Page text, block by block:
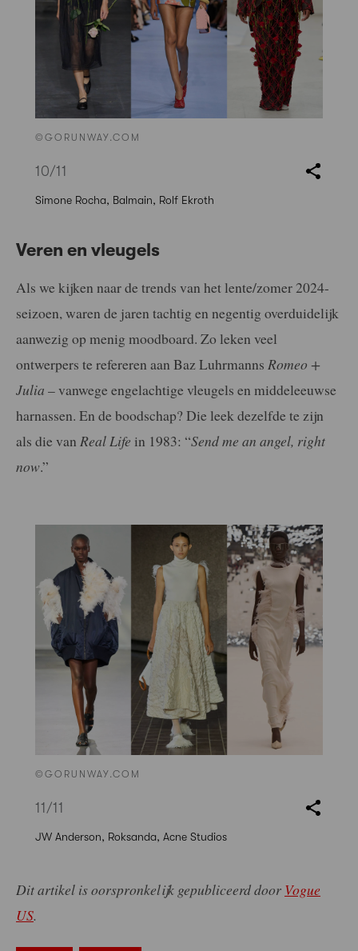
©GORUNWAY.COM
10/11
Simone Rocha, Balmain, Rolf Ekroth
Veren en vleugels
Als we kijken naar de trends van het lente/zomer 2024-
seizoen, waren de jaren tachtig en negentig overduidelijk
aanwezig op menig moodboard. Zo leken veel
ontwerpers te refereren aan Baz Luhrmanns Romeo +
Julia – vanwege engelachtige vleugels en middeleeuwse
harnassen. En de boodschap? Die leek dezelfde te zijn
als die van Real Life in 1983: “Send me an angel, right
now.”
©GORUNWAY.COM
11 /11
JW Anderson, Roksanda, Acne Studios
Dit artikel is oorspronkelijk gepubliceerd door Vogue
US.